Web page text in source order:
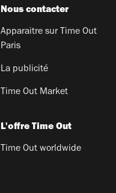
Nous contacter
Apparaitre sur Time Out
Paris
La publicité
Time Out Market
L'offre Time Out
Time Out worldwide